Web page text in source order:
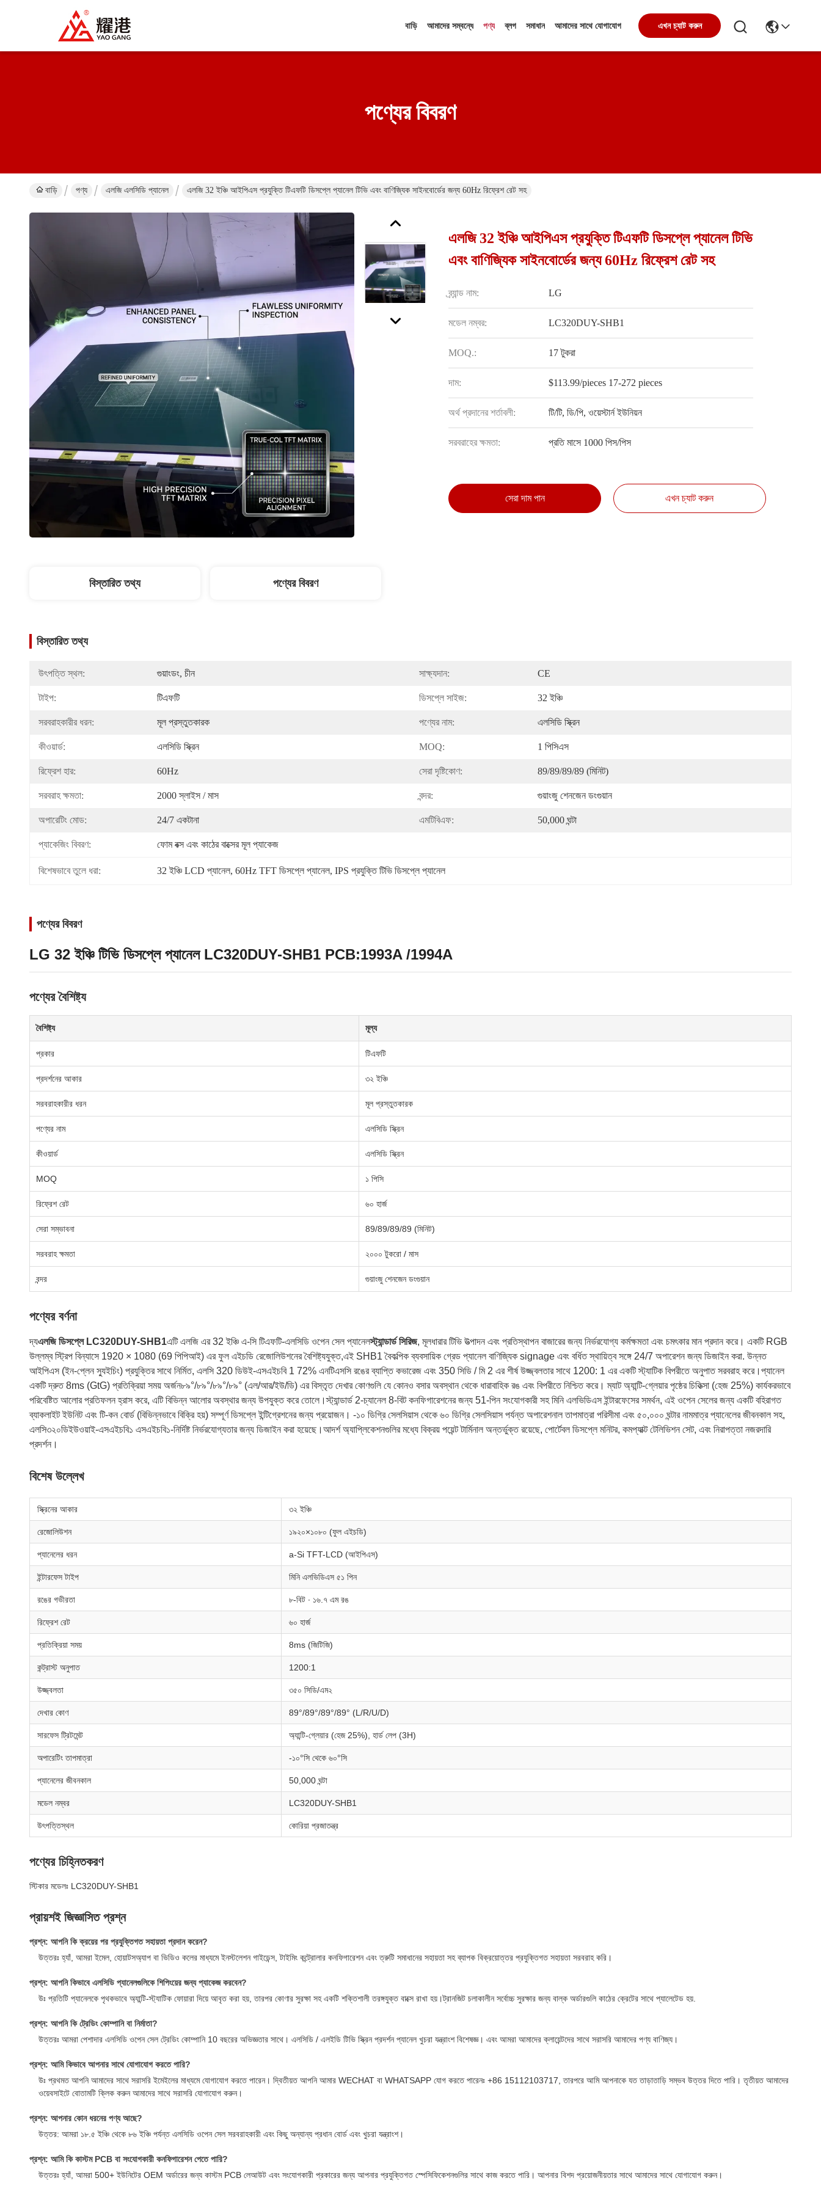
বাড়ি আমাদের সম্বন্ধে পণ্য ব্লগ সমাধান আমাদের সাথে যোগাযোগ এখন চ্যাট করুন
পণ্যের বিবরণ
বাড়ি পণ্য এলজি এলসিডি প্যানেল এলজি 32 ইঞ্চি আইপিএস প্রযুক্তি টিএফটি ডিসপ্লে প্যানেল টিভি এবং বাণিজ্যিক সাইনবোর্ডের জন্য 60Hz রিফ্রেশ রেট সহ
এলজি 32 ইঞ্চি আইপিএস প্রযুক্তি টিএফটি ডিসপ্লে প্যানেল টিভি
এবং বাণিজ্যিক সাইনবোর্ডের জন্য 60Hz রিফ্রেশ রেট সহ
ব্র্যান্ড নাম: LG
মডেল নম্বর: LC320DUY-SHB1
MOQ.: 17 টুকরা
দাম: $113.99/pieces 17-272 pieces
অর্থ প্রদানের শর্তাবলী: টি/টি, ডি/পি, ওয়েস্টার্ন ইউনিয়ন
সরবরাহের ক্ষমতা: প্রতি মাসে 1000 পিস/পিস
সেরা দাম পান এখন চ্যাট করুন
বিস্তারিত তথ্য পণ্যের বিবরণ
বিস্তারিত তথ্য
উৎপত্তি স্থল: গুয়াংডং, চীন সাক্ষ্যদান: CE
টাইপ: টিএফটি ডিসপ্লে সাইজ: 32 ইঞ্চি
সরবরাহকারীর ধরন: মূল প্রস্তুতকারক পণ্যের নাম: এলসিডি স্ক্রিন
কীওয়ার্ড: এলসিডি স্ক্রিন MOQ: 1 পিসিএস
রিফ্রেশ হার: 60Hz সেরা দৃষ্টিকোণ: 89/89/89/89 (মিনিট)
সরবরাহ ক্ষমতা: 2000 স্লাইস / মাস বন্দর: গুয়াংজু শেনজেন ডংগুয়ান
অপারেটিং মোড: 24/7 একটানা এমটিবিএফ: 50,000 ঘন্টা
প্যাকেজিং বিবরণ: ফোম বক্স এবং কাঠের বাক্সের মূল প্যাকেজ
বিশেষভাবে তুলে ধরা: 32 ইঞ্চি LCD প্যানেল, 60Hz TFT ডিসপ্লে প্যানেল, IPS প্রযুক্তি টিভি ডিসপ্লে প্যানেল
পণ্যের বিবরণ
LG 32 ইঞ্চি টিভি ডিসপ্লে প্যানেল LC320DUY-SHB1 PCB:1993A /1994A
পণ্যের বৈশিষ্ট্য
বৈশিষ্ট্য মূল্য
প্রকার টিএফটি
প্রদর্শনের আকার ৩২ ইঞ্চি
সরবরাহকারীর ধরন মূল প্রস্তুতকারক
পণ্যের নাম এলসিডি স্ক্রিন
কীওয়ার্ড এলসিডি স্ক্রিন
MOQ ১ পিসি
রিফ্রেশ রেট ৬০ হার্জ
সেরা সম্ভাবনা 89/89/89/89 (মিনিট)
সরবরাহ ক্ষমতা ২০০০ টুকরো / মাস
বন্দর গুয়াংজু শেনজেন ডংগুয়ান
পণ্যের বর্ণনা
দ্যএলজি ডিসপ্লে LC320DUY-SHB1এটি এলজি এর 32 ইঞ্চি এ-সি টিএফটি-এলসিডি ওপেন সেল প্যানেলস্ট্যান্ডার্ড সিরিজ, মূলধারার টিভি উত্পাদন এবং প্রতিস্থাপন বাজারের জন্য নির্ভরযোগ্য কর্মক্ষমতা এবং চমৎকার মান প্রদান করে। একটি RGB
উল্লম্ব স্ট্রিপ বিন্যাসে 1920 × 1080 (69 পিপিআই) এর ফুল এইচডি রেজোলিউশনের বৈশিষ্ট্যযুক্ত,এই SHB1 বৈকল্পিক ব্যবসায়িক গ্রেড প্যানেল বাণিজ্যিক signage এবং বর্ধিত স্থায়িত্ব সঙ্গে 24/7 অপারেশন জন্য ডিজাইন করা. উন্নত
আইপিএস (ইন-প্লেন স্যুইচিং) প্রযুক্তির সাথে নির্মিত, এলসি 320 ডিউই-এসএইচবি 1 72% এনটিএসসি রঙের ব্যাপ্তি কভারেজ এবং 350 সিডি / মি 2 এর শীর্ষ উজ্জ্বলতার সাথে 1200: 1 এর একটি স্ট্যাটিক বিপরীতে অনুপাত সরবরাহ করে।প্যানেল
একটি দ্রুত 8ms (GtG) প্রতিক্রিয়া সময় অর্জন৮৯°/৮৯°/৮৯°/৮৯° (এল/আর/ইউ/ডি) এর বিস্তৃত দেখার কোণগুলি যে কোনও বসার অবস্থান থেকে ধারাবাহিক রঙ এবং বিপরীতে নিশ্চিত করে। ম্যাট অ্যান্টি-গ্লেয়ার পৃষ্ঠের চিকিত্সা (হেজ 25%) কার্যকরভাবে
পরিবেষ্টিত আলোর প্রতিফলন হ্রাস করে, এটি বিভিন্ন আলোর অবস্থার জন্য উপযুক্ত করে তোলে।স্ট্যান্ডার্ড 2-চ্যানেল 8-বিট কনফিগারেশনের জন্য 51-পিন সংযোগকারী সহ মিনি এলভিডিএস ইন্টারফেসের সমর্থন, এই ওপেন সেলের জন্য একটি বহিরাগত
ব্যাকলাইট ইউনিট এবং টি-কন বোর্ড (বিভিন্নভাবে বিক্রি হয়) সম্পূর্ণ ডিসপ্লে ইন্টিগ্রেশনের জন্য প্রয়োজন। -১০ ডিগ্রি সেলসিয়াস থেকে ৬০ ডিগ্রি সেলসিয়াস পর্যন্ত অপারেশনাল তাপমাত্রা পরিসীমা এবং ৫০,০০০ ঘন্টার নামমাত্র প্যানেলের জীবনকাল সহ,
এলসি৩২০ডিইউওয়াই-এসএইচবি১ এসএইচবি১-নির্দিষ্ট নির্ভরযোগ্যতার জন্য ডিজাইন করা হয়েছে।আদর্শ অ্যাপ্লিকেশনগুলির মধ্যে বিক্রয় পয়েন্ট টার্মিনাল অন্তর্ভুক্ত রয়েছে, পোর্টেবল ডিসপ্লে মনিটর, কমপ্যাক্ট টেলিভিশন সেট, এবং নিরাপত্তা নজরদারি
প্রদর্শন।
বিশেষ উল্লেখ
স্ক্রিনের আকার ৩২ ইঞ্চি
রেজোলিউশন ১৯২০×১০৮০ (ফুল এইচডি)
প্যানেলের ধরন a-Si TFT-LCD (আইপিএস)
ইন্টারফেস টাইপ মিনি এলভিডিএস ৫১ পিন
রঙের গভীরতা ৮-বিট ∙ ১৬.৭ এম রঙ
রিফ্রেশ রেট ৬০ হার্জ
প্রতিক্রিয়া সময় 8ms (জিটিজি)
কন্ট্রাস্ট অনুপাত 1200:1
উজ্জ্বলতা ৩৫০ সিডি/এম২
দেখার কোণ 89°/89°/89°/89° (L/R/U/D)
সারফেস ট্রিটমেন্ট অ্যান্টি-গ্লেয়ার (হেজ 25%), হার্ড লেপ (3H)
অপারেটিং তাপমাত্রা -১০°সি থেকে ৬০°সি
প্যানেলের জীবনকাল 50,000 ঘন্টা
মডেল নম্বর LC320DUY-SHB1
উৎপত্তিস্থল কোরিয়া প্রজাতন্ত্র
পণ্যের চিহ্নিতকরণ
স্টিকার মডেলঃ LC320DUY-SHB1
প্রায়শই জিজ্ঞাসিত প্রশ্ন
প্রশ্ন: আপনি কি ক্রয়ের পর প্রযুক্তিগত সহায়তা প্রদান করেন?
উত্তরঃ হ্যাঁ, আমরা ইমেল, হোয়াটসঅ্যাপ বা ভিডিও কলের মাধ্যমে ইনস্টলেশন গাইডেন্স, টাইমিং কন্ট্রোলার কনফিগারেশন এবং ত্রুটি সমাধানের সহায়তা সহ ব্যাপক বিক্রয়োত্তর প্রযুক্তিগত সহায়তা সরবরাহ করি।
প্রশ্ন: আপনি কিভাবে এলসিডি প্যানেলগুলিকে শিপিংয়ের জন্য প্যাকেজ করবেন?
উঃ প্রতিটি প্যানেলকে পৃথকভাবে অ্যান্টি-স্ট্যাটিক ফোয়ারা দিয়ে আবৃত করা হয়, তারপর কোণার সুরক্ষা সহ একটি শক্তিশালী তরঙ্গযুক্ত বাক্সে রাখা হয়।ট্রানজিট চলাকালীন সর্বোচ্চ সুরক্ষার জন্য বাল্ক অর্ডারগুলি কাঠের ক্রেটের সাথে প্যালেটেড হয়.
প্রশ্ন: আপনি কি ট্রেডিং কোম্পানি বা নির্মাতা?
উত্তরঃ আমরা পেশাদার এলসিডি ওপেন সেল ট্রেডিং কোম্পানি 10 বছরের অভিজ্ঞতার সাথে। এলসিডি / এলইডি টিভি স্ক্রিন প্রদর্শন প্যানেল খুচরা যন্ত্রাংশ বিশেষজ্ঞ। এবং আমরা আমাদের ক্লায়েন্টদের সাথে সরাসরি আমাদের পণ্য বাণিজ্য।
প্রশ্ন: আমি কিভাবে আপনার সাথে যোগাযোগ করতে পারি?
উঃ প্রথমত আপনি আমাদের সাথে সরাসরি ইমেইলের মাধ্যমে যোগাযোগ করতে পারেন। দ্বিতীয়ত আপনি আমার WECHAT বা WHATSAPP যোগ করতে পারেনঃ +86 15112103717, তারপরে আমি আপনাকে যত তাড়াতাড়ি সম্ভব উত্তর দিতে পারি। তৃতীয়ত আমাদের
ওয়েবসাইটে বোতামটি ক্লিক করুন আমাদের সাথে সরাসরি যোগাযোগ করুন।
প্রশ্ন: আপনার কোন ধরনের পণ্য আছে?
উত্তর: আমরা ১৮.৫ ইঞ্চি থেকে ৮৬ ইঞ্চি পর্যন্ত এলসিডি ওপেন সেল সরবরাহকারী এবং কিছু অন্যান্য প্রধান বোর্ড এবং খুচরা যন্ত্রাংশ।
প্রশ্ন: আমি কি কাস্টম PCB বা সংযোগকারী কনফিগারেশন পেতে পারি?
উত্তরঃ হ্যাঁ, আমরা 500+ ইউনিটের OEM অর্ডারের জন্য কাস্টম PCB লেআউট এবং সংযোগকারী প্রকারের জন্য আপনার প্রযুক্তিগত স্পেসিফিকেশনগুলির সাথে কাজ করতে পারি। আপনার বিশদ প্রয়োজনীয়তার সাথে আমাদের সাথে যোগাযোগ করুন।